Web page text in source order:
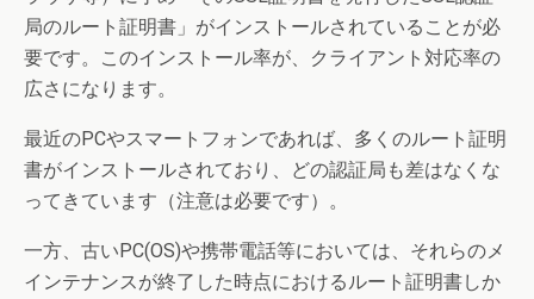
局のルート証明書」がインストールされていることが必
要です。このインストール率が、クライアント対応率の
広さになります。
最近のPCやスマートフォンであれば、多くのルート証明
書がインストールされており、どの認証局も差はなくな
ってきています（注意は必要です）。
一方、古いPC(OS)や携帯電話等においては、それらのメ
インテナンスが終了した時点におけるルート証明書しか